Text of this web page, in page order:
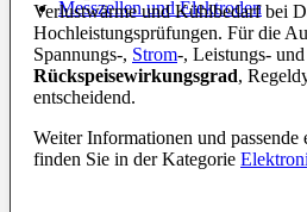
Messzellen und Elektroden
Verlustwärme und Kühlbedarf bei
Hochleistungsprüfungen. Für die
Spannungs-, Strom-, Leistungs-
Rückspeisewirkungsgrad,
entscheidend.
Weiter Informationen und passende
finden Sie in der Kategorie